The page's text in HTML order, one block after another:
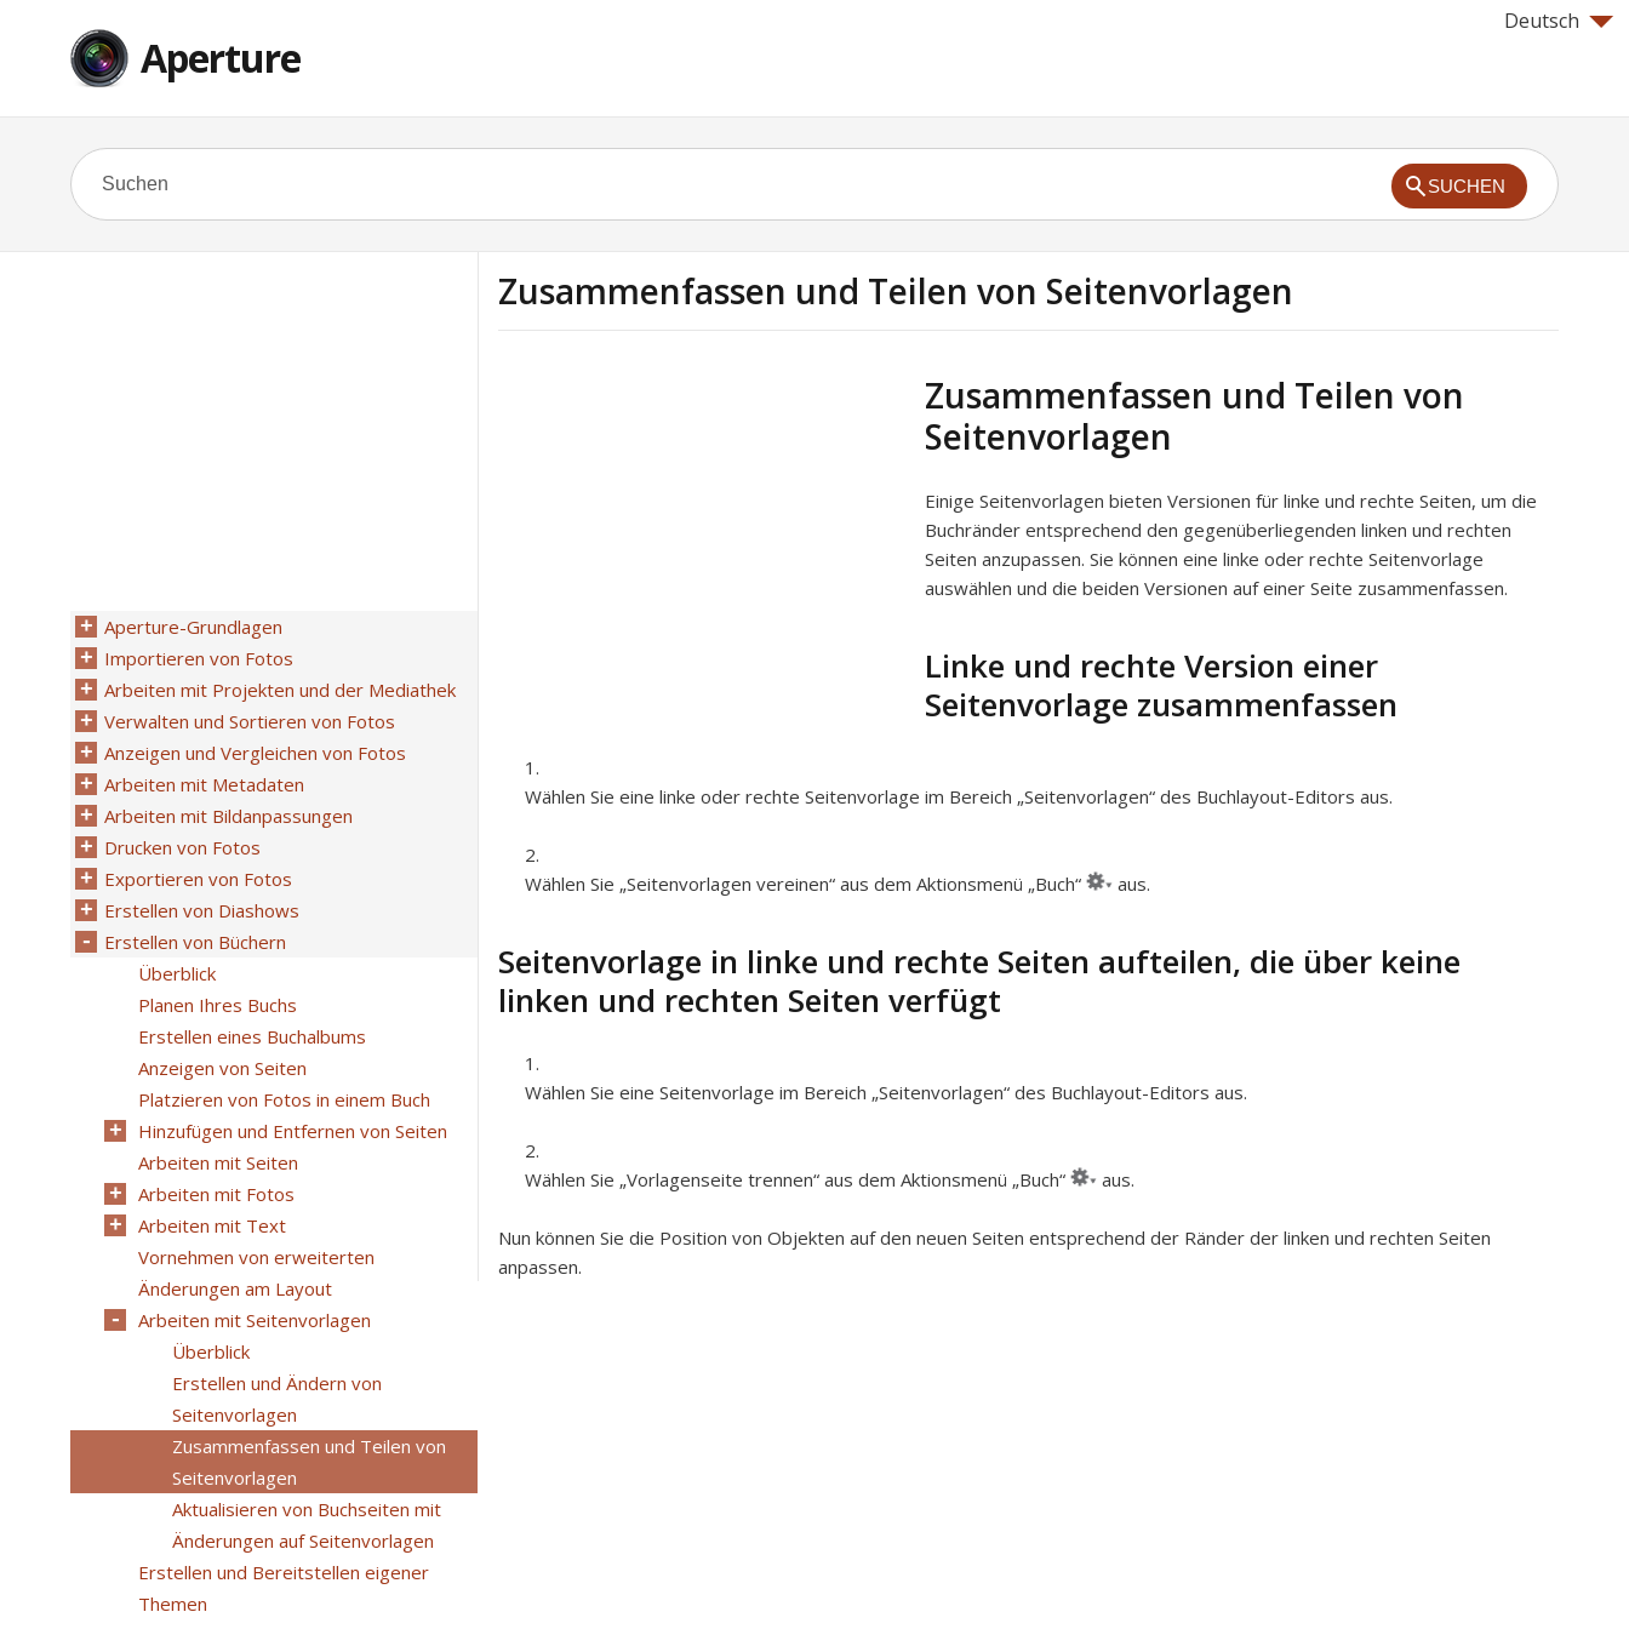
Deutsch
Aperture
SUCHEN
Zusammenfassen und Teilen von Seitenvorlagen
Zusammenfassen und Teilen von
Seitenvorlagen
Einige Seitenvorlagen bieten Versionen für linke und rechte Seiten, um die
Buchränder entsprechend den gegenüberliegenden linken und rechten
Seiten anzupassen. Sie können eine linke oder rechte Seitenvorlage
auswählen und die beiden Versionen auf einer Seite zusammenfassen.
Linke und rechte Version einer
Seitenvorlage zusammenfassen
Wählen Sie eine linke oder rechte Seitenvorlage im Bereich „Seitenvorlagen“ des Buchlayout-Editors aus.
Wählen Sie „Seitenvorlagen vereinen“ aus dem Aktionsmenü „Buch“ aus.
Seitenvorlage in linke und rechte Seiten aufteilen, die über keine
linken und rechten Seiten verfügt
Wählen Sie eine Seitenvorlage im Bereich „Seitenvorlagen“ des Buchlayout-Editors aus.
Wählen Sie „Vorlagenseite trennen“ aus dem Aktionsmenü „Buch“ aus.
Nun können Sie die Position von Objekten auf den neuen Seiten entsprechend der Ränder der linken und rechten Seiten
anpassen.
Aperture-Grundlagen
Importieren von Fotos
Arbeiten mit Projekten und der Mediathek
Verwalten und Sortieren von Fotos
Anzeigen und Vergleichen von Fotos
Arbeiten mit Metadaten
Arbeiten mit Bildanpassungen
Drucken von Fotos
Exportieren von Fotos
Erstellen von Diashows
Erstellen von Büchern
Überblick
Planen Ihres Buchs
Erstellen eines Buchalbums
Anzeigen von Seiten
Platzieren von Fotos in einem Buch
Hinzufügen und Entfernen von Seiten
Arbeiten mit Seiten
Arbeiten mit Fotos
Arbeiten mit Text
Vornehmen von erweiterten
Änderungen am Layout
Arbeiten mit Seitenvorlagen
Überblick
Erstellen und Ändern von
Seitenvorlagen
Zusammenfassen und Teilen von
Seitenvorlagen
Aktualisieren von Buchseiten mit
Änderungen auf Seitenvorlagen
Erstellen und Bereitstellen eigener
Themen